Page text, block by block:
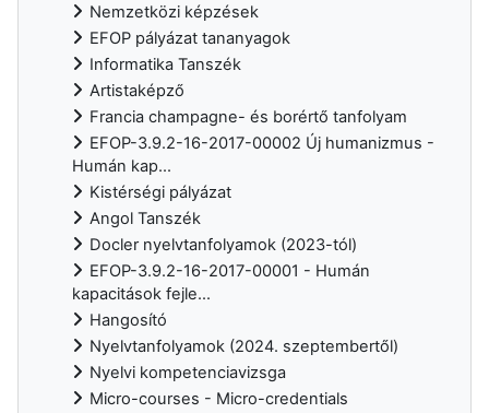
Nemzetközi képzések
EFOP pályázat tananyagok
Informatika Tanszék
Artistaképző
Francia champagne- és borértő tanfolyam
EFOP-3.9.2-16-2017-00002 Új humanizmus -
Humán kap...
Kistérségi pályázat
Angol Tanszék
Docler nyelvtanfolyamok (2023-tól)
EFOP-3.9.2-16-2017-00001 - Humán
kapacitások fejle...
Hangosító
Nyelvtanfolyamok (2024. szeptembertől)
Nyelvi kompetenciavizsga
Micro-courses - Micro-credentials